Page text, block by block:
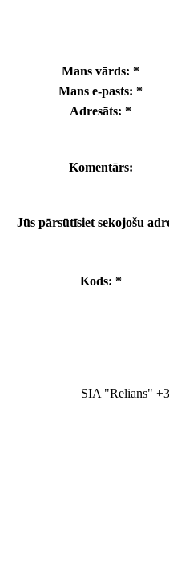
Mans vārds: *
Mans e-pasts: *
Adresāts: *
Komentārs:
Jūs pārsūtīsiet sekojošu
Kods: *
SIA "Relians"